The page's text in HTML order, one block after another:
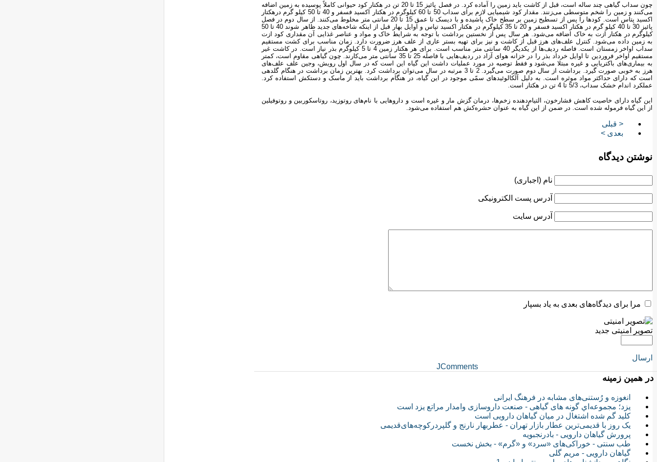
چون سداب گیاهی چند ساله است، قبل از کاشت باید زمین را آماده کرد. در فصل پائیز 15 تا 20 تن در هکتار کود حیوانی کاملاً پوسیده به زمین اضافه
می‌کنند و زمین را شخم متوسطی می‌زنند. مقدار کود شیمیایی لازم برای سداب 50 تا 60 کیلوگرم در هکتار اکسید فسفر و 40 تا 50 کیلو گرم درهکتار
اکسید پتاس است. کودها را پس از تسطیح زمین بر سطح خاک پاشیده و با دیسک تا عمق 15 تا 20 سانتی متر مخلوط می‌کنند. از سال دوم در فصل
پائیز 30 تا 40 کیلو گرم در هکتار اکسید فسفر و 20 تا 35 کیلوگرم در هکتار اکسید تپاس و اوایل بهار قبل از اینکه شاخه‌های جدید ظاهر شوند 40 تا 50
کیلوگرم در هکتار ازت به خاک اضافه می‌شود. هر سال پس از نخستین برداشت با توجه به شرایط خاک و مواد و عناصر غذایی آن مقداری کود ازت
به زمین داده می‌شود. کنترل علف‌های هرز قبل از کاشت و نیز برای تهیه بستر عاری از علف هرز ضرورت دارد. زمان مناسب برای کشت مستقیم
سداب اواخر زمستان است. فاصله ردیف‌ها از یکدیگر 40 سانتی متر مناسب است. برای هر هکتار زمین 4 تا 5 کیلوگرم بذر نیاز است. در کاشت غیر
مستقیم اواخر فروردین تا اوایل خرداد بذر را در خزانه هوای آزاد در ردیف‌هایی با فاصله 25 تا 35 سانتی متر می‌کارند. چون گیاهی مقاوم است، کمتر
به بیماری‌های باکتریایی و غیره مبتلا می‌شود و فقط توصیه در مورد عملیات داشت این گیاه این است که در سال اول رویش، وجین علف علف‌های
هرز به خوبی صورت گیرد. برداشت از سال دوم صورت می‌گیرد. 2 تا 3 مرتبه در سال می‌توان برداشت کرد. بهترین زمان برداشت در هنگام گلدهی
است که دارای حداکثر مواد موثره است. به دلیل آلکالوئیدهای سمّی موجود در این گیاه، در هنگام برداشت باید از ماسک و دستکش استفاده کرد.
عملکرد اندام خشک سداب، 5/3 تا 4 تن در هکتار است.‏‎ ‎
این گیاه دارای خاصیت کاهش فشارخون، التیام‌دهنده زخم‌ها، درمان گزش مار و غیره است و داروهایی با نام‌های روتوزید، روتاسکوربین و روتوفیلین
از این گیاه فرموله شده است. در ضمن از این گیاه به عنوان حشره‌کش هم استفاده می‌شود.‏
< قبلی
بعدی >
نوشتن دیدگاه
نام (اجباری)
آدرس پست الکترونیکی
آدرس سایت
مرا برای دیدگاه‌های بعدی به یاد بسپار
تصویر امنیتی جدید
ارسال
JComments
در همین زمینه
انغوزه و رُستنی‌های مشابه در فرهنگ ایرانی
یزد؛ مجموعه‌اي گونه های گیاهی - صنعت داروسازی وامدار مراتع یزد است
کلید گم شده اشتغال در میان گیاهان دارویی است
یک روز با قدیمی‌ترین عطار بازار تهران - عطربهار نارنج و ‌گلپر‌درکوچه‌های‌قدیمی
پرورش گیاهان دارویی - بادرنجبویه
طب سنتی - خوراکی‌های «سرد» و «گرم» - بخش نخست
گیاهان دارویی - مریم گلی